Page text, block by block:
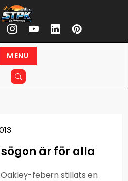
STPK
MENU
är för alla
febern stillats en